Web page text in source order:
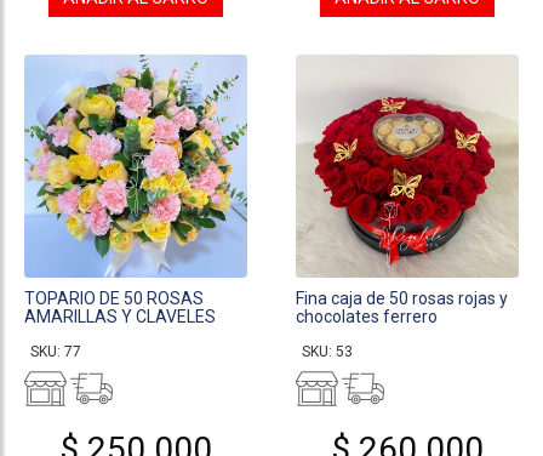
TOPARIO DE 50 ROSAS
AMARILLAS Y CLAVELES
SKU: 77
Fina caja de 50 rosas rojas y
chocolates ferrero
SKU: 53